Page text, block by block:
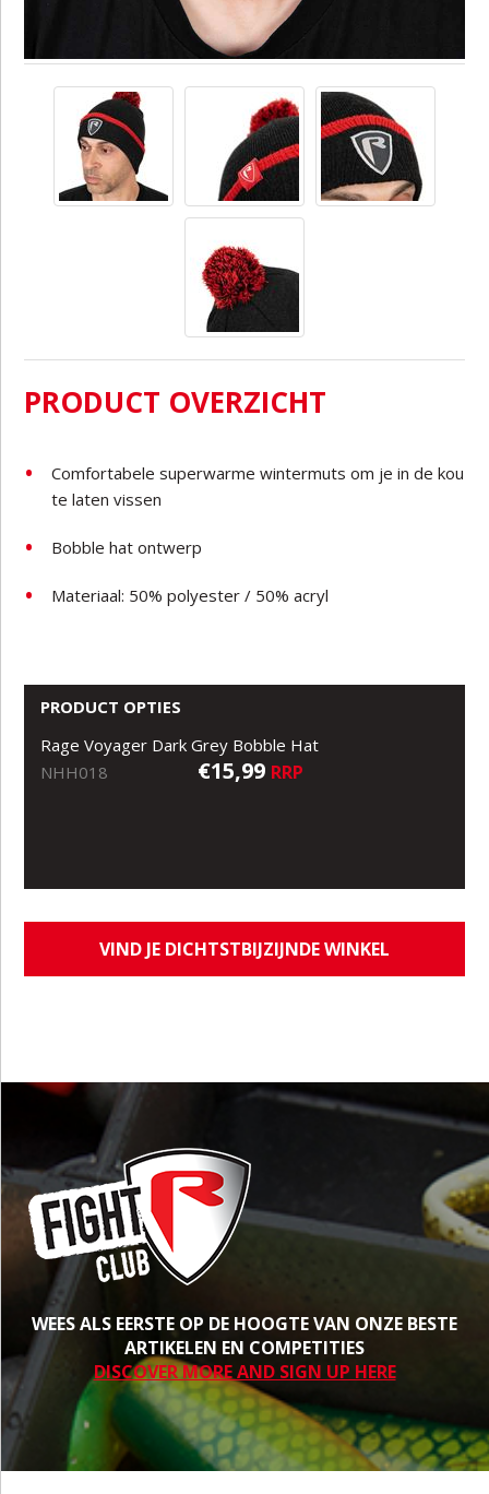
PRODUCT OVERZICHT
Comfortabele superwarme wintermuts om je in de kou
te laten vissen
Bobble hat ontwerp
Materiaal: 50% polyester / 50% acryl
PRODUCT OPTIES
Rage Voyager Dark Grey Bobble Hat
NHH018
€15,99 RRP
VIND JE DICHTSTBIJZIJNDE WINKEL
WEES ALS EERSTE OP DE HOOGTE VAN ONZE BESTE
ARTIKELEN EN COMPETITIES
DISCOVER MORE AND SIGN UP HERE